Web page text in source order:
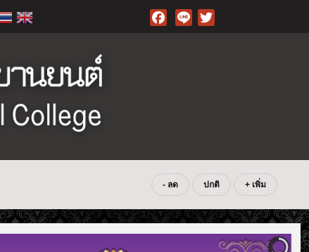
- ลด ปกติ + เพิ่ม